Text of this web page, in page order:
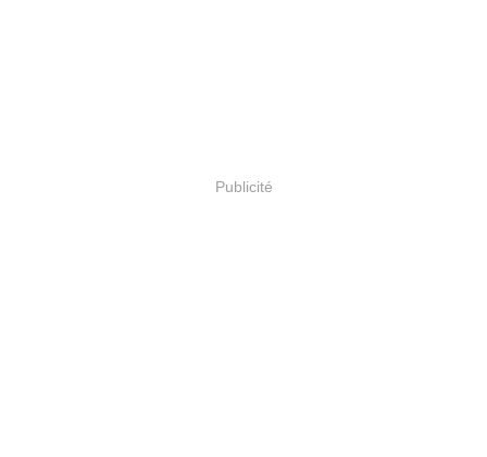
Publicité